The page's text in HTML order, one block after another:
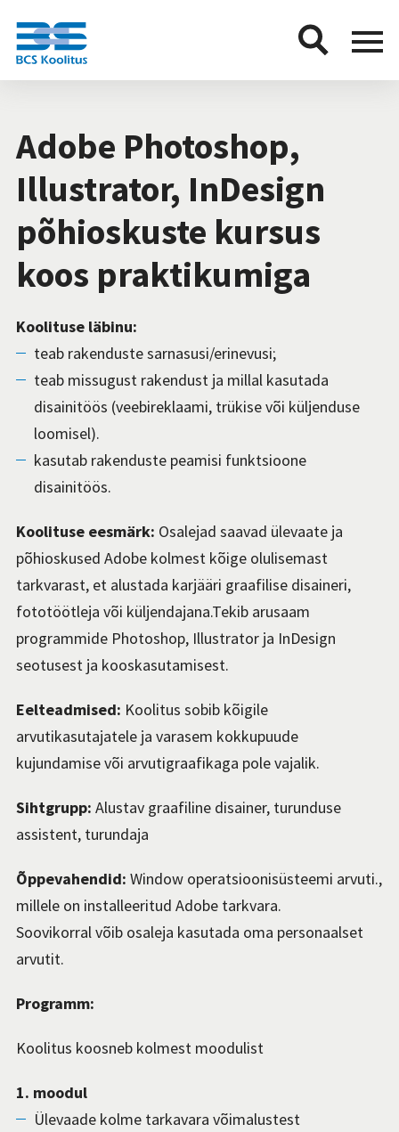
BCS
Menu
Adobe Photoshop,
Illustrator, InDesign
põhioskuste kursus
koos praktikumiga
Koolituse läbinu:
teab rakenduste sarnasusi/erinevusi;
teab missugust rakendust ja millal kasutada
disainitöös (veebireklaami, trükise või küljenduse
loomisel).
kasutab rakenduste peamisi funktsioone
disainitöös.
Koolituse eesmärk: Osalejad saavad ülevaate ja
põhioskused Adobe kolmest kõige olulisemast
tarkvarast, et alustada karjääri graafilise disaineri,
fototöötleja või küljendajana.Tekib arusaam
programmide Photoshop, Illustrator ja InDesign
seotusest ja kooskasutamisest.
Eelteadmised: Koolitus sobib kõigile
arvutikasutajatele ja varasem kokkupuude
kujundamise või arvutigraafikaga pole vajalik.
Sihtgrupp: Alustav graafiline disainer, turunduse
assistent, turundaja
Õppevahendid: Window operatsioonisüsteemi arvuti.,
millele on installeeritud Adobe tarkvara.
Soovikorral võib osaleja kasutada oma personaalset
arvutit.
Programm:
Koolitus koosneb kolmest moodulist
1. moodul
Ülevaade kolme tarkavara võimalustest